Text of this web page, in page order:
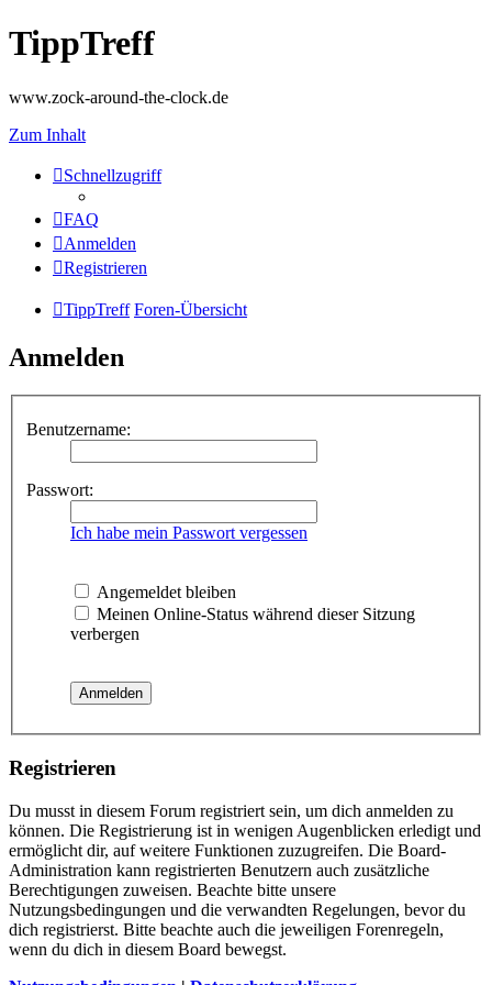
TippTreff
www.zock-around-the-clock.de
Zum Inhalt
Schnellzugriff
FAQ
Anmelden
Registrieren
TippTreff Foren-Übersicht
Anmelden
Benutzername:
Passwort:
Ich habe mein Passwort vergessen
Angemeldet bleiben
Meinen Online-Status während dieser Sitzung
verbergen
Registrieren
Du musst in diesem Forum registriert sein, um dich anmelden zu
können. Die Registrierung ist in wenigen Augenblicken erledigt und
ermöglicht dir, auf weitere Funktionen zuzugreifen. Die Board-
Administration kann registrierten Benutzern auch zusätzliche
Berechtigungen zuweisen. Beachte bitte unsere
Nutzungsbedingungen und die verwandten Regelungen, bevor du
dich registrierst. Bitte beachte auch die jeweiligen Forenregeln,
wenn du dich in diesem Board bewegst.